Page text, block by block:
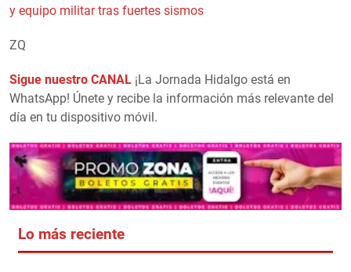
y equipo militar tras fuertes sismos
ZQ
Sigue nuestro CANAL ¡La Jornada Hidalgo está en
WhatsApp! Únete y recibe la información más relevante del
día en tu dispositivo móvil.
Lo más reciente